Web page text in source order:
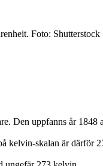
Foto: Shutterstock
Den uppfanns år
kelvin-skalan är därför